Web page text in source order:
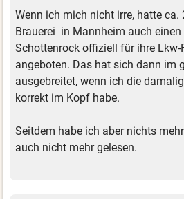
Wenn ich mich nicht irre, hatte ca.
Brauerei in Mannheim auch
Schottenrock offiziell für ihre
angeboten. Das hat sich dann im
ausgebreitet, wenn ich die
korrekt im Kopf habe.
Seitdem habe ich aber nichts
auch nicht mehr gelesen.